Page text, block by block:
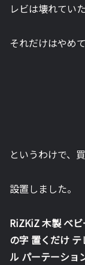
レビは壊れてい
それだけはやめ
というわけで、
設置しました。
RiZKiZ 木製 ベ
の字 置くだけ
ル パーテーショ